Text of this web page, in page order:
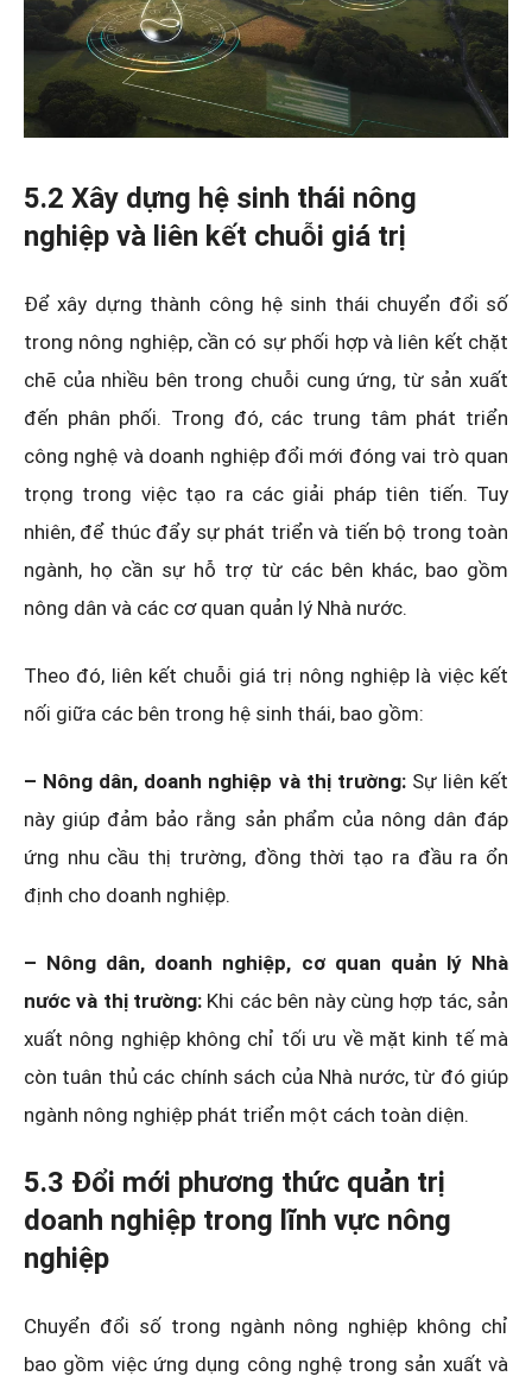
5.2 Xây dựng hệ sinh thái nông
nghiệp và liên kết chuỗi giá trị
Để xây dựng thành công hệ sinh thái chuyển đổi số
trong nông nghiệp, cần có sự phối hợp và liên kết chặt
chẽ của nhiều bên trong chuỗi cung ứng, từ sản xuất
đến phân phối. Trong đó, các trung tâm phát triển
công nghệ và doanh nghiệp đổi mới đóng vai trò quan
trọng trong việc tạo ra các giải pháp tiên tiến. Tuy
nhiên, để thúc đẩy sự phát triển và tiến bộ trong toàn
ngành, họ cần sự hỗ trợ từ các bên khác, bao gồm
nông dân và các cơ quan quản lý Nhà nước.
Theo đó, liên kết chuỗi giá trị nông nghiệp là việc kết
nối giữa các bên trong hệ sinh thái, bao gồm:
– Nông dân, doanh nghiệp và thị trường:Sự liên kết
này giúp đảm bảo rằng sản phẩm của nông dân đáp
ứng nhu cầu thị trường, đồng thời tạo ra đầu ra ổn
định cho doanh nghiệp.
– Nông dân, doanh nghiệp, cơ quan quản lý Nhà
nước và thị trường: Khi các bên này cùng hợp tác, sản
xuất nông nghiệp không chỉ tối ưu về mặt kinh tế mà
còn tuân thủ các chính sách của Nhà nước, từ đó giúp
ngành nông nghiệp phát triển một cách toàn diện.
5.3 Đổi mới phương thức quản trị
doanh nghiệp trong lĩnh vực nông
nghiệp
Chuyển đổi số trong ngành nông nghiệp không chỉ
bao gồm việc ứng dụng công nghệ trong sản xuất và